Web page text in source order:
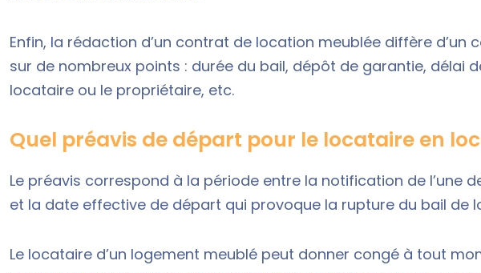
Enfin, la rédaction d’un contrat de location meublée diffère d’un
sur de nombreux points : durée du bail, dépôt de garantie, délai
locataire ou le propriétaire, etc.
Quel préavis de départ pour le locataire en
Le préavis correspond à la période entre la notification de l’une
et la date effective de départ qui provoque la rupture du bail de
Le locataire d’un logement meublé peut donner congé à tout